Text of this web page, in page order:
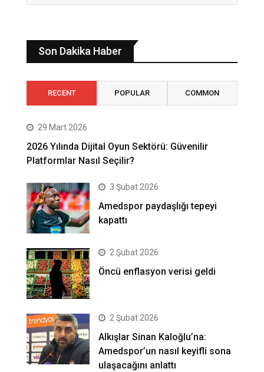
Son Dakika Haber
RECENT POPULAR COMMON
29 Mart 2026
2026 Yılında Dijital Oyun Sektörü: Güvenilir
Platformlar Nasıl Seçilir?
3 Şubat 2026
Amedspor paydaşlığı tepeyi
kapattı
2 Şubat 2026
Öncü enflasyon verisi geldi
2 Şubat 2026
Alkışlar Sinan Kaloğlu’na:
Amedspor’un nasıl keyifli sona
ulaşacağını anlattı